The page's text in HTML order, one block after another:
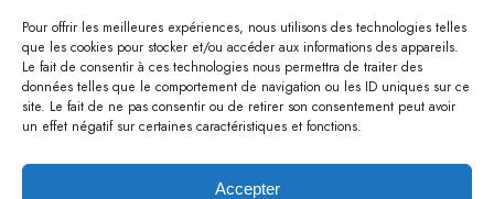
Pour offrir les meilleures expériences, nous utilisons des technologies telles
que les cookies pour stocker et/ou accéder aux informations des appareils.
Le fait de consentir à ces technologies nous permettra de traiter des
données telles que le comportement de navigation ou les ID uniques sur ce
site. Le fait de ne pas consentir ou de retirer son consentement peut avoir
un effet négatif sur certaines caractéristiques et fonctions.
Accepter
MÉDIAS
info@sylvieracine.com